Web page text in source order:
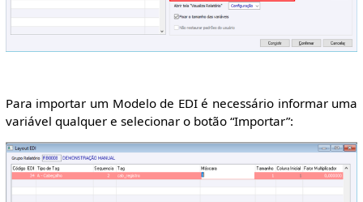
Para importar um Modelo de EDI é necessário informar uma
variável qualquer e selecionar o botão “Importar”: